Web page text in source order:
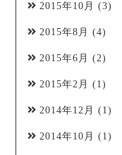
2015年10月 (3)
2015年8月 (4)
2015年6月 (2)
2015年2月 (1)
2014年12月 (1)
2014年10月 (1)